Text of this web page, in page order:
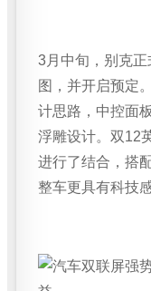
3月中旬，别克
图，并开启预定
计思路，中控面
浮雕设计。双12
进行了结合，搭
整车更具有科技感